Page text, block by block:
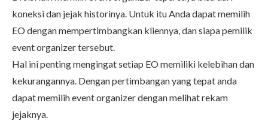
koneksi dan jejak historinya. Untuk itu Anda dapat memilih
EO dengan mempertimbangkan kliennya, dan siapa pemilik
event organizer tersebut.
Hal ini penting mengingat setiap EO memiliki kelebihan dan
kekurangannya. Dengan pertimbangan yang tepat anda
dapat memilih event organizer dengan melihat rekam
jejaknya.